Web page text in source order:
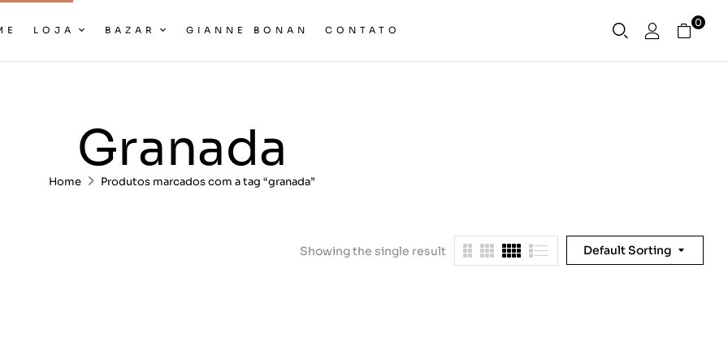
LOJA BAZAR GIANNE BONAN CONTATO
0
Granada
Home Produtos marcados com a tag “granada”
Default Sorting
Showing the single result